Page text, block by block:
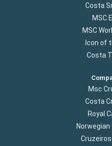
Costa
MSC
MSC
Icon of
Costa
Msc
Costa
Royal
Norwegian